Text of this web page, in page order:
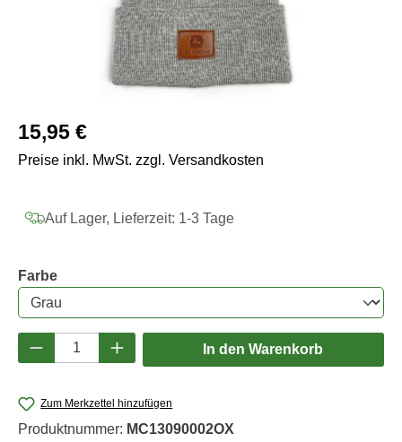
Regulärer Preis:
15,95 €
Preise inkl. MwSt. zzgl. Versandkosten
Auf Lager, Lieferzeit: 1-3 Tage
Farbeauswählen
Produkt Anzahl: Gib den gewünschten
In den Warenkorb
Zum Merkzettel hinzufügen
Produktnummer: MC13090002OX